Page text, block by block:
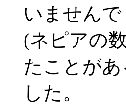
いません
(ネピアの
たことが
した。